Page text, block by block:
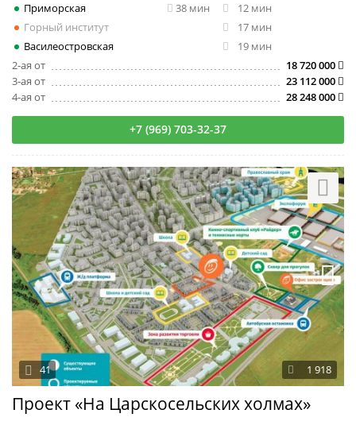
Приморская 38 мин
12 мин
Горный институт
17 мин
Василеостровская
19 мин
2-ая от
18 720 000
3-ая от
23 112 000
4-ая от
28 248 000
+7 (969) 703-32-37
Проект «На Царскосельских холмах»
1 918
41